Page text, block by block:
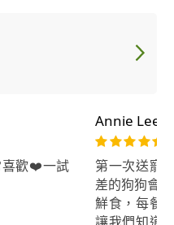
喜歡❤️一試
Annie Lee
第一次送寵
差的狗狗會
鮮食，每餐